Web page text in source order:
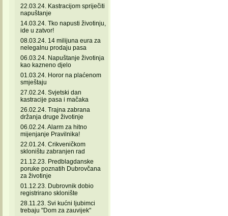
22.03.24. Kastracijom spriječiti
napuštanje
14.03.24. Tko napusti životinju,
ide u zatvor!
08.03.24. 14 milijuna eura za
nelegalnu prodaju pasa
06.03.24. Napuštanje životinja
kao kazneno djelo
01.03.24. Horor na plaćenom
smještaju
27.02.24. Svjetski dan
kastracije pasa i mačaka
26.02.24. Trajna zabrana
držanja druge životinje
06.02.24. Alarm za hitno
mijenjanje Pravilnika!
22.01.24. Crikveničkom
skloništu zabranjen rad
21.12.23. Predblagdanske
poruke poznatih Dubrovčana
za životinje
01.12.23. Dubrovnik dobio
registrirano sklonište
28.11.23. Svi kućni ljubimci
trebaju "Dom za zauvijek"